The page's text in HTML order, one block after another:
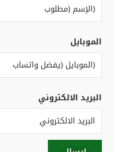
الموبايل
البريد الالكتروني